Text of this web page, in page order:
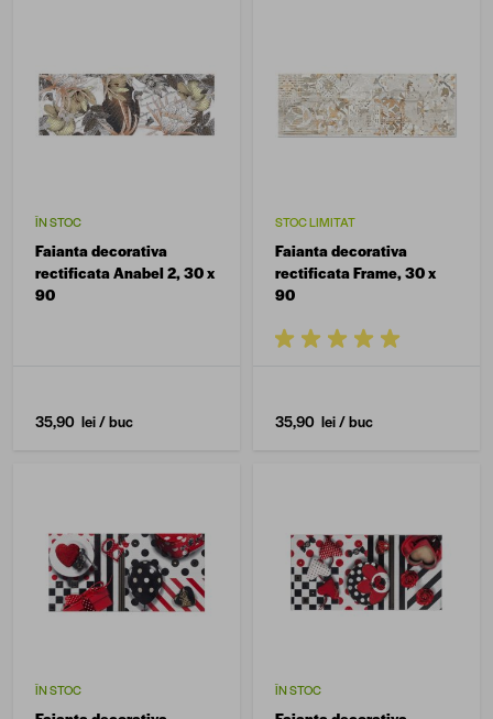
ÎN STOC
Faianta decorativa
rectificata Anabel 2, 30 x
90
35,90 lei/ buc
STOC LIMITAT
Faianta decorativa
rectificata Frame, 30 x
90
35,90 lei/ buc
ÎN STOC ÎN STOC